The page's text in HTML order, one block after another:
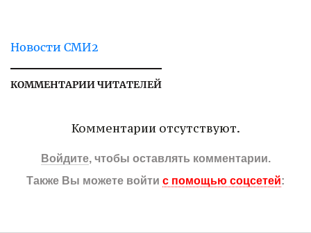
Новости СМИ2
КОММЕНТАРИИ ЧИТАТЕЛЕЙ
Комментарии отсутствуют.
Войдите, чтобы оставлять комментарии.
Также Вы можете войти с помощью соцсетей: